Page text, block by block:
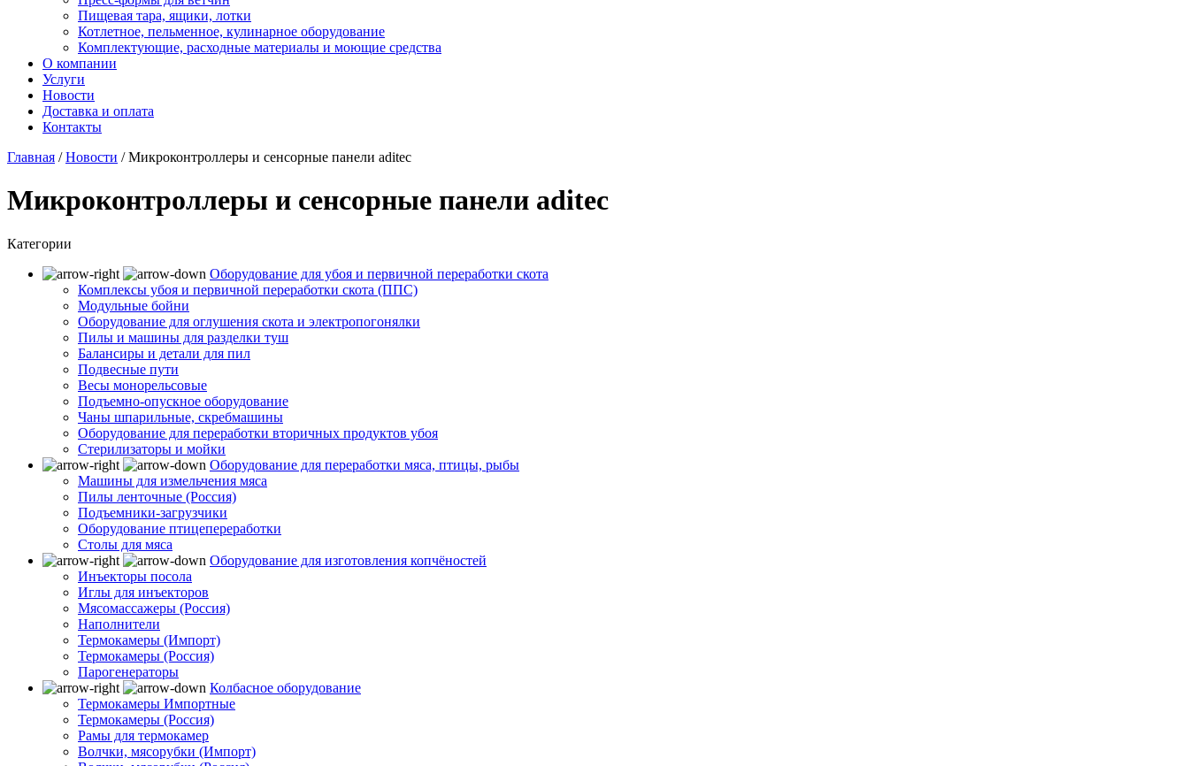
Пищевая тара, ящики, лотки
Котлетное, пельменное, кулинарное оборудование
Комплектующие, расходные материалы и моющие средства
О компании
Услуги
Новости
Доставка и оплата
Контакты
Главная /Новости /Микроконтроллеры и сенсорные панели aditec
Микроконтроллеры и сенсорные панели aditec
Категории
Оборудование для убоя и первичной переработки скота
Комплексы убоя и первичной переработки скота (ППС)
Модульные бойни
Оборудование для оглушения скота и электропогонялки
Пилы и машины для разделки туш
Балансиры и детали для пил
Подвесные пути
Весы монорельсовые
Подъемно-опускное оборудование
Чаны шпарильные, скребмашины
Оборудование для переработки вторичных продуктов убоя
Стерилизаторы и мойки
Оборудование для переработки мяса, птицы, рыбы
Машины для измельчения мяса
Пилы ленточные (Россия)
Подъемники-загрузчики
Оборудование птицепереработки
Столы для мяса
Оборудование для изготовления копчёностей
Инъекторы посола
Иглы для инъекторов
Мясомассажеры (Россия)
Наполнители
Термокамеры (Импорт)
Термокамеры (Россия)
Парогенераторы
Колбасное оборудование
Термокамеры Импортные
Термокамеры (Россия)
Рамы для термокамер
Волчки, мясорубки (Импорт)